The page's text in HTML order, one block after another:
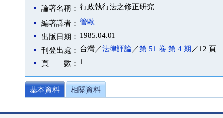
論著名稱： 行政執行法之修正研究
編著譯者： 管歐
出版日期： 1985.04.01
刊登出處： 台灣／法律評論／第 51 卷 第 4 期 ／12 頁
頁 數： 1
基本資料 相關資料